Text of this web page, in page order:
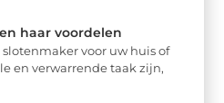
haar voordelen
voor uw huis of
en verwarrende taak zijn,